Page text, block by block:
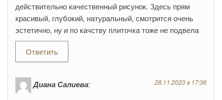
действительно качественный рисунок. Здесь прям
красивый, глубокий, натуральный, смотрится очень
эстетично, ну и по качству плиточка тоже не подвела
Ответить
Диана Салиева: 28.11.2023 в 17:36